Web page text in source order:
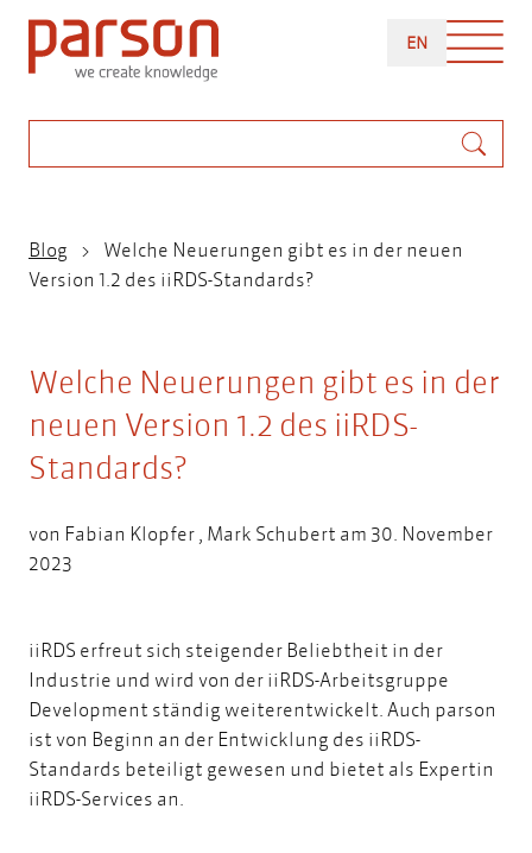
Direkt
zum
Inhalt
ENENGLISH
Pfadnavigation
Blog
Welche Neuerungen gibt es in der neuen
Version 1.2 des iiRDS-Standards?
Welche Neuerungen gibt es in der
neuen Version 1.2 des iiRDS-
Standards?
von Fabian Klopfer Mark Schubert am 30. November
2023
iiRDS erfreut sich steigender Beliebtheit in der
Industrie und wird von der iiRDS-Arbeitsgruppe
Development ständig weiterentwickelt. Auch parson
ist von Beginn an der Entwicklung des iiRDS-
Standards beteiligt gewesen und bietet als Expertin
iiRDS-Services an.